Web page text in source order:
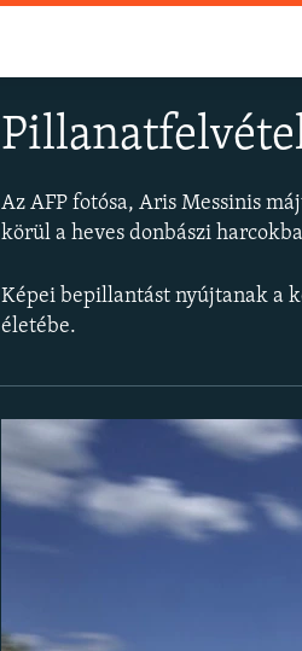
Az AFP fotósa, Aris Messinis
körül a heves donbászi
Képei bepillantást nyújtanak a
életébe.